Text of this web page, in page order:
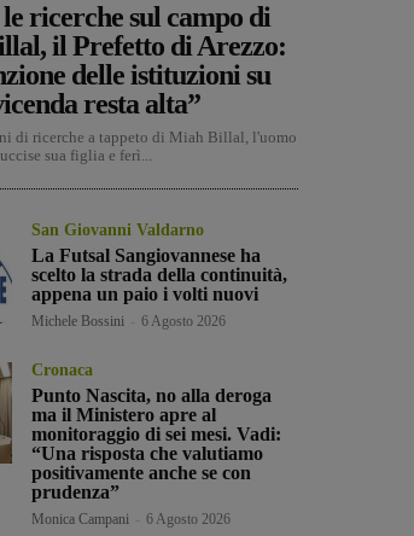
le ricerche sul campo di
il Prefetto di Arezzo:
delle istituzioni su
resta alta”
di ricerche a tappeto di Miah Billal, l'uomo
sua figlia e ferì...
San Giovanni Valdarno
La Futsal Sangiovannese ha
scelto la strada della continuità,
appena un paio i volti nuovi
Michele Bossini 6 Agosto 2026
Cronaca
Punto Nascita, no alla deroga
ma il Ministero apre al
monitoraggio di sei mesi. Vadi:
“Una risposta che valutiamo
positivamente anche se con
prudenza”
Monica Campani 6 Agosto 2026